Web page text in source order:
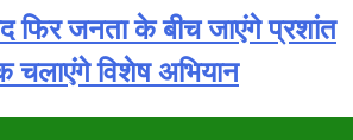
फिर जनता के बीच जाएंगे प्रशांत
चलाएंगे विशेष अभियान